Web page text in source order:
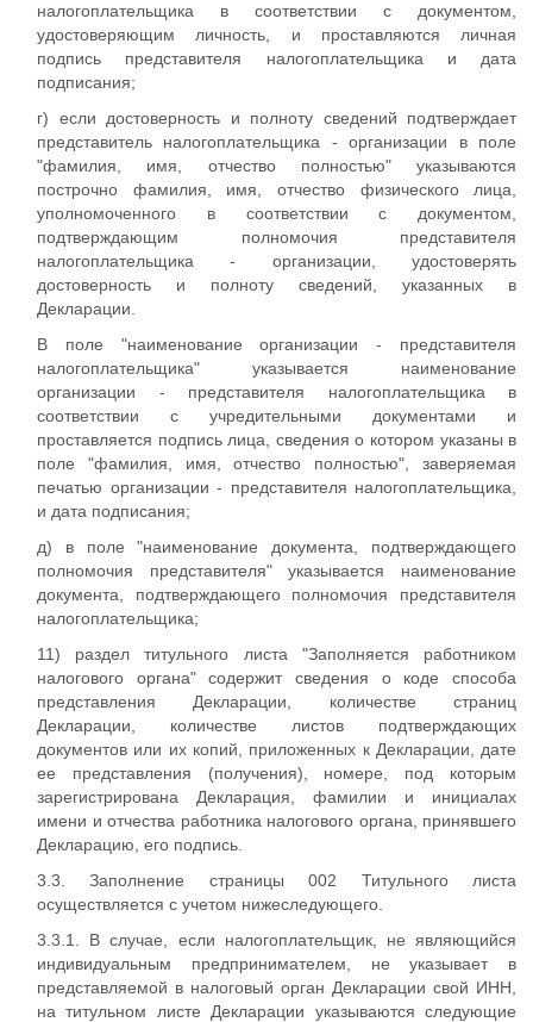
налогоплательщика в соответствии с документом,
удостоверяющим личность, и проставляются личная
подпись представителя налогоплательщика и дата
подписания;
г) если достоверность и полноту сведений подтверждает
представитель налогоплательщика - организации в поле
"фамилия, имя, отчество полностью" указываются
построчно фамилия, имя, отчество физического лица,
уполномоченного в соответствии с документом,
подтверждающим полномочия представителя
налогоплательщика - организации, удостоверять
достоверность и полноту сведений, указанных в
Декларации.
В поле "наименование организации - представителя
налогоплательщика" указывается наименование
организации - представителя налогоплательщика в
соответствии с учредительными документами и
проставляется подпись лица, сведения о котором указаны в
поле "фамилия, имя, отчество полностью", заверяемая
печатью организации - представителя налогоплательщика,
и дата подписания;
д) в поле "наименование документа, подтверждающего
полномочия представителя" указывается наименование
документа, подтверждающего полномочия представителя
налогоплательщика;
11) раздел титульного листа "Заполняется работником
налогового органа" содержит сведения о коде способа
представления Декларации, количестве страниц
Декларации, количестве листов подтверждающих
документов или их копий, приложенных к Декларации, дате
ее представления (получения), номере, под которым
зарегистрирована Декларация, фамилии и инициалах
имени и отчества работника налогового органа, принявшего
Декларацию, его подпись.
3.3. Заполнение страницы 002 Титульного листа
осуществляется с учетом нижеследующего.
3.3.1. В случае, если налогоплательщик, не являющийся
индивидуальным предпринимателем, не указывает в
представляемой в налоговый орган Декларации свой ИНН,
на титульном листе Декларации указываются следующие